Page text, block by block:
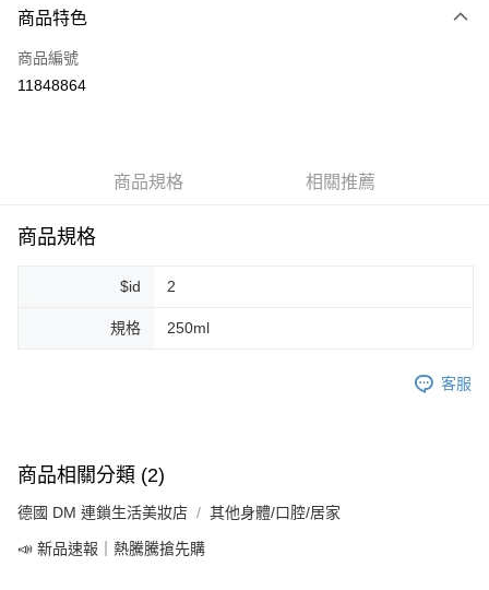
信用卡一次付款
超商取貨付款
悠遊付
全家純取貨 (先付款
每筆NT$80，滿NT$999(含以上)免運費
7-11取貨付款
商品特色
商品編號
11848864
商品規格 相關推薦
商品規格
$id 2
規格 250ml
客服
商品相關分類 (2)
德國 DM 連鎖生活美妝店 其他身體/口腔/居家
📣 新品速報｜熱騰騰搶先購